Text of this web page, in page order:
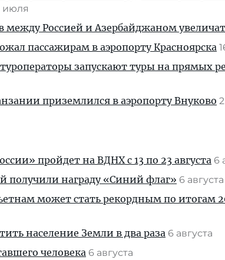
июля
между Россией и Азербайджаном увеличат
пассажирам в аэропорту Красноярска
запускают туры на прямых
приземлился в аэропорту Внуково
пройдет на ВДНХ с 13 по 23 августа 6
получили награду «Синий флаг» 6 августа
может стать рекордным по итогам
население Земли в два раза 6 августа
человека 6 августа